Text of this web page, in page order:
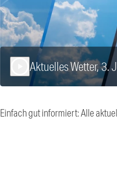
Aktuelles Wetter, 3.
Einfach gut informiert: Alle